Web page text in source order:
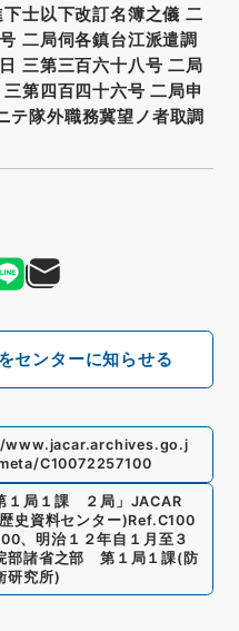
センターに知らせる
士以下改訂名簿之儀 二
二局伺各鎮台江派遣調
三第三百六十八号 二局
第四百四十六号 二局申
テ隊外職務冀望ノ者取調
C10072257100
１局１課 ２局 」 JACAR
史資料センター)Ref.C100
、明治１２年自１月至３
部諸省之部 第１局１課(防
研究所)